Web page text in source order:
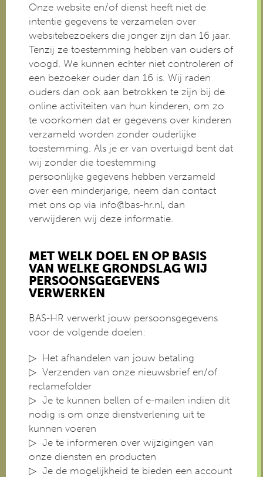
Onze website en/of dienst heeft niet de
intentie gegevens te verzamelen over
websitebezoekers die jonger zijn dan 16 jaar.
Tenzij ze toestemming hebben van ouders of
voogd. We kunnen echter niet controleren of
een bezoeker ouder dan 16 is. Wij raden
ouders dan ook aan betrokken te zijn bij de
online activiteiten van hun kinderen, om zo
te voorkomen dat er gegevens over kinderen
verzameld worden zonder ouderlijke
toestemming. Als je er van overtuigd bent dat
wij zonder die toestemming
persoonlijke gegevens hebben verzameld
over een minderjarige, neem dan contact
met ons op via info@bas-hr.nl, dan
verwijderen wij deze informatie.
MET WELK DOEL EN OP BASIS
VAN WELKE GRONDSLAG WIJ
PERSOONSGEGEVENS
VERWERKEN
BAS-HR verwerkt jouw persoonsgegevens
voor de volgende doelen:
Het afhandelen van jouw betaling
Verzenden van onze nieuwsbrief en/of
reclamefolder
Je te kunnen bellen of e-mailen indien dit
nodig is om onze dienstverlening uit te
kunnen voeren
Je te informeren over wijzigingen van
onze diensten en producten
Je de mogelijkheid te bieden een account